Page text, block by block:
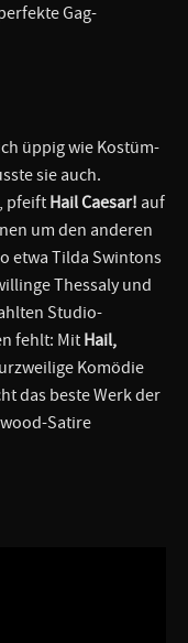
Gag-
üppig wie Kostüm-
sie auch.
pfeift Hail Caesar! auf
um den anderen
etwa Tilda Swintons
Thessaly und
Studio-
fehlt: Mit Hail,
Komödie
das beste Werk der
Satire